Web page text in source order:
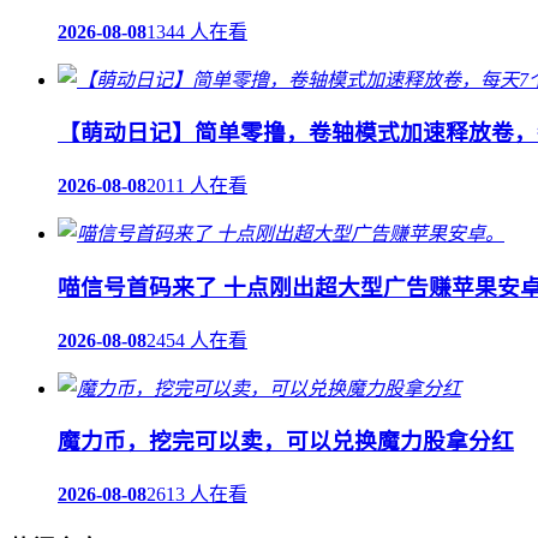
2026-08-081344 人在看
【萌动日记】简单零撸，卷轴模式加速释放卷
2026-08-082011 人在看
喵信号首码来了 十点刚出超大型广告赚苹果安卓
2026-08-082454 人在看
魔力币，挖完可以卖，可以兑换魔力股拿分红
2026-08-082613 人在看